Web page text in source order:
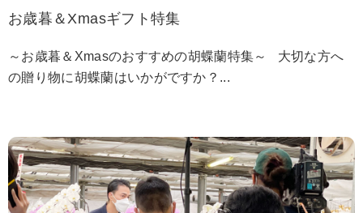
お歳暮＆Xmasギフト特集
～お歳暮＆Xmasのおすすめの胡蝶蘭特集～ 大切な方へ
の贈り物に胡蝶蘭はいかがですか？...